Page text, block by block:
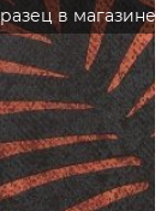
в магазине